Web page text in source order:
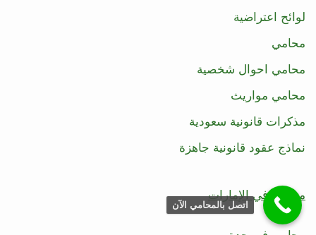
لوائح اعتراضية
محامي
محامي احوال شخصية
محامي مواريث
مذكرات قانونية سعودية
نماذج عقود قانونية جاهزة
محامي في الإمارات
اتصل بالمحامي الآن